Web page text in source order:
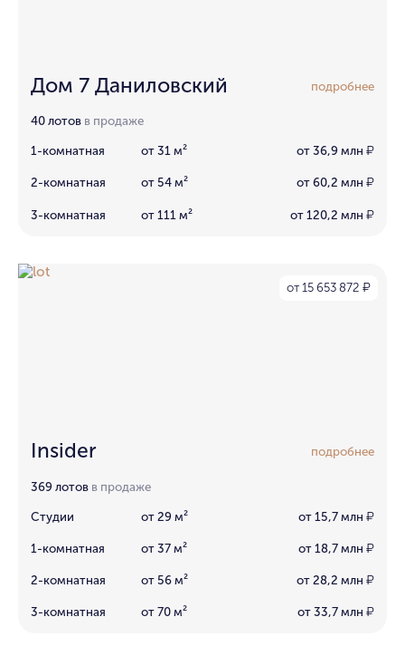
Дом 7 Даниловский подробнее
40 лотов в продаже
1-комнатная от 31 м² от 36,9 млн ₽
2-комнатная от 54 м² от 60,2 млн ₽
3-комнатная от 111 м² от 120,2 млн ₽
от 15 653 872 ₽
Insider подробнее
369 лотов в продаже
Студии от 29 м² от 15,7 млн ₽
1-комнатная от 37 м² от 18,7 млн ₽
2-комнатная от 56 м² от 28,2 млн ₽
3-комнатная от 70 м² от 33,7 млн ₽